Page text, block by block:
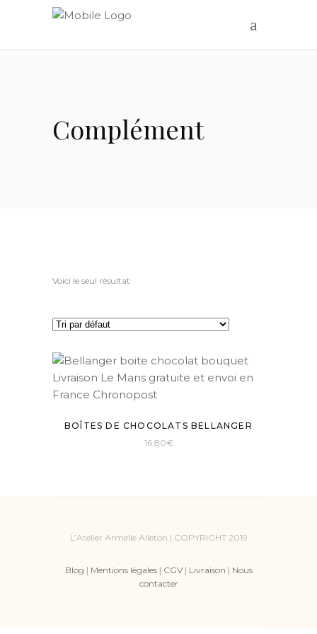
Complément
Voici le seul résultat
BOÎTES DE CHOCOLATS BELLANGER
16,80€
Les
peuvent
être
L’Atelier Armelle Alleton | COPYRIGHT 2019
Blog | Mentions légales| CGV| Livraison | Nous
contacter